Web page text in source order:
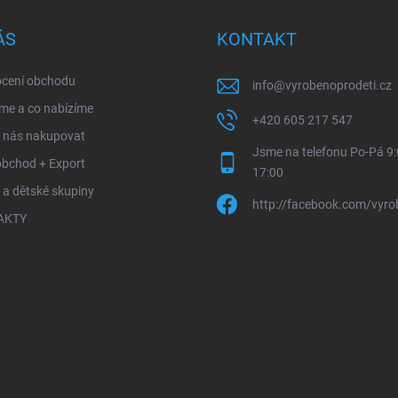
obchodu
a co nabízíme
nás nakupovat
+ Export
a dětské skupiny
KONTAKT
info@vyrobenoprodeti.cz
+420 605 217 547
Jsme na telefonu Po-Pá
17:00
http://facebook.com/